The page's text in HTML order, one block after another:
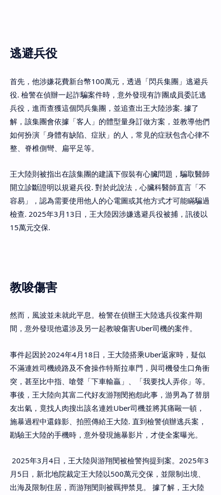
逃避兵役
首先，他涉嫌花費新台幣100萬元，透過「閃兵集團」逃避兵
役. 檢警在偵辦一起詐騙案件時，意外發現有詐團成員委託逃
兵役，進而查獲這個閃兵集團，並追查出王大陸涉案. 據了
解，該集團會依據「客人」的體型量身訂做方案，並教導他們
如何扮演「身體有缺陷、症狀」的人，常見的症狀包含心律不
整、脊椎側彎、扁平足等。
王大陸則被指出在該集團的建議下假裝有心臟問題，騙取醫師
開立診斷證明以規避兵役. 對於此說法，心臟科醫師直言「不
容易」，認為需要使用他人的心電圖或其他方式才可能瞞騙過
檢查. 2025年3月13日，王大陸因涉嫌逃避兵役被捕，訊後以
15萬元交保.
教唆傷害
然而，風波並未就此平息。檢警在偵辦王大陸逃兵役案件期
間，意外發現他還涉及另一起教唆傷害Uber司機的案件。
事件起因於2024年4月18日，王大陸搭乘Uber返家時，疑似
不滿連姓司機繞路及不會操作特斯拉車門，與司機發生口角衝
突，甚至比中指、嗆聲「下車輸贏」、「我要找人弄你」等。
事後，王大陸向其富二代好友游翔閔抱怨此事，游男為了替朋
友出氣，竟找人肉搜出該名連姓Uber司機並將其痛毆一頓，
施暴過程中還錄影、拍照傳給王大陸. 直到檢警偵辦逃兵案，
勘驗王大陸的手機時，意外發現施暴影片，才使全案曝光。
2025年3月4日，王大陸與游翔閔被檢警拘提到案。2025年3
月5日，新北地院裁定王大陸以500萬元交保，並限制出境、
出海及限制住居，而游翔閔則被羈押禁見。 據了解，王大陸